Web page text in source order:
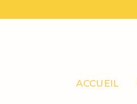
ACCUEIL